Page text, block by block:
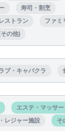
寿司・割烹
レストラン
ファミ
の他)
ブ・キャバクラ
エステ・マッサ
レジャー施設 そ